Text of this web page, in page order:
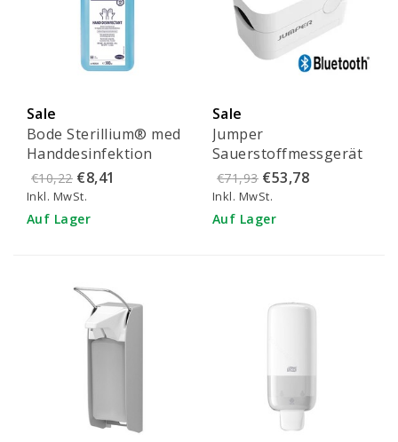
Sale
Bode Sterillium® med
Handdesinfektion
500ml (9811843)
€10,22 €8,41
Inkl. MwSt.
Auf Lager
Sale
Jumper
Sauerstoffmessgerät
mit Bluetooth - JPD-
500G
€71,93 €53,78
Inkl. MwSt.
Auf Lager